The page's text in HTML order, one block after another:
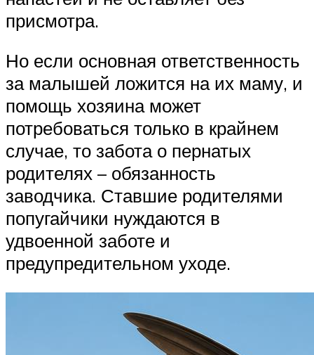
присмотра.
Но если основная ответственность
за малышей ложится на их маму, и
помощь хозяина может
потребоваться только в крайнем
случае, то забота о пернатых
родителях – обязанность
заводчика. Ставшие родителями
попугайчики нуждаются в
удвоенной заботе и
предупредительном уходе.